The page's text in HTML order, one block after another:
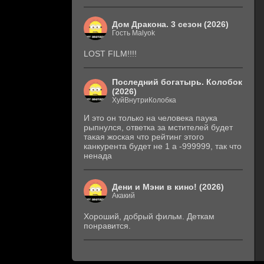
Дом Дракона. 3 сезон (2026)
Гость Malyok
LOST FILM!!!!
Последний богатырь. Колобок
(2026)
ХуйВнутриКолобка
И это он только на человека паука
рыпнулся, ответка за мстителей будет
такая жоская что рейтинг этого
канкурента будет не 1 а -999999, так что
ненада
Дени и Мэни в кино! (2026)
Акакий
Хороший, добрый фильм. Деткам
понравится.